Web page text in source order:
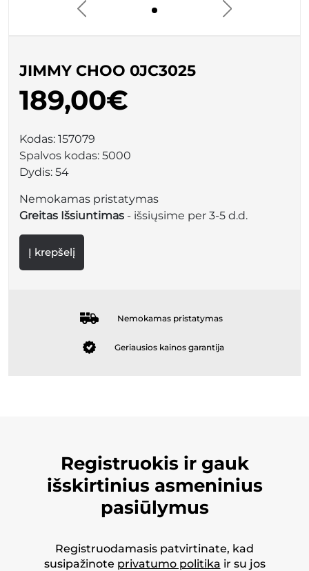
JIMMY CHOO 0JC3025
189,00€
Kodas: 157079
Spalvos kodas: 5000
Dydis: 54
Nemokamas pristatymas
Greitas Išsiuntimas - išsiųsime per 3-5 d.d.
Į krepšelį
Nemokamas pristatymas
Geriausios kainos garantija
Registruokis ir gauk
išskirtinius asmeninius
pasiūlymus
Registruodamasis patvirtinate, kad
susipažinote privatumo politika ir su jos